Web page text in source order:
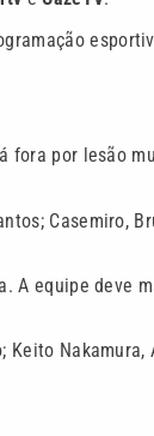
fora por lesão
Casemiro,
A equipe deve
Nakamura,